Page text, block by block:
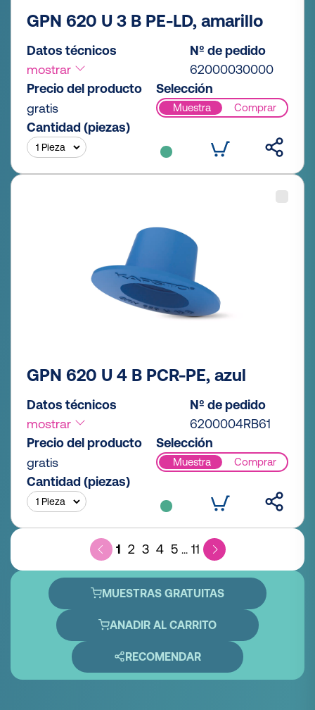
GPN 620 U 3 B PE-LD, amarillo
Datos técnicos
mostrar
Nº de pedido
62000030000
Precio del producto
gratis
Selección
Muestra Comprar
Cantidad (piezas)
GPN 620 U 4 B PCR-PE, azul
Datos técnicos
mostrar
Nº de pedido
6200004RB61
Precio del producto
gratis
Selección
Muestra Comprar
Cantidad (piezas)
1 2 3 4 5 ... 11
MUESTRAS GRATUITAS
ANADIR AL CARRITO
RECOMENDAR